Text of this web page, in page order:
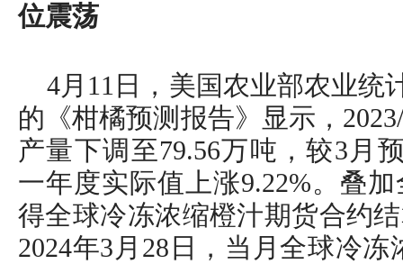
位震荡
4月11日，美国农业部农业统
的《柑橘预测报告》显示，
产量下调至79.56万吨，较3月
一年度实际值上涨9.22%。叠
得全球冷冻浓缩橙汁期货合约
2024年3月28日，当月全球冷冻